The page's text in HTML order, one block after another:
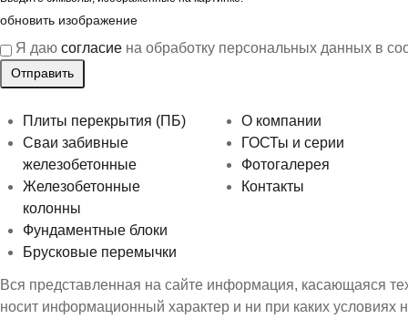
обновить изображение
Я даю согласие на обработку персональных данных в
Плиты перекрытия (ПБ)
Сваи забивные
железобетонные
Железобетонные
колонны
Фундаментные блоки
Брусковые перемычки
О компании
ГОСТы и серии
Фотогалерея
Контакты
Вся представленная на сайте информация, касающаяся
носит информационный характер и ни при каких